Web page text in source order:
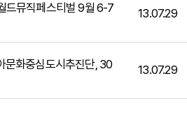
드뮤직페스티벌 9월 6-7
13.07.29
문화중심도시추진단, 30
13.07.29